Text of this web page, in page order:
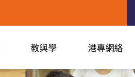
教與學 港專網絡